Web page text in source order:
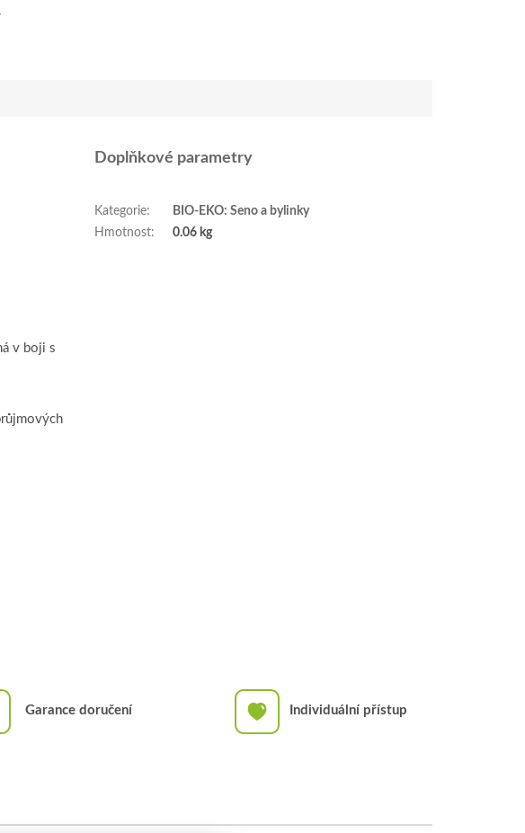
v boji s
Doplňkové parametry
Kategorie:
BIO-EKO: Seno a bylinky
Hmotnost: 0.06 kg
Garance doručení Individuální přístup